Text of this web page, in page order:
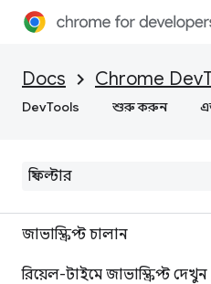
Docs Chrome
DevTools শুরু করুন
ওভারভিউ
জাভাস্ক্রিপ্ট চালান
রিয়েল-টাইমে জাভাস্ক্রিপ্ট দেখুন